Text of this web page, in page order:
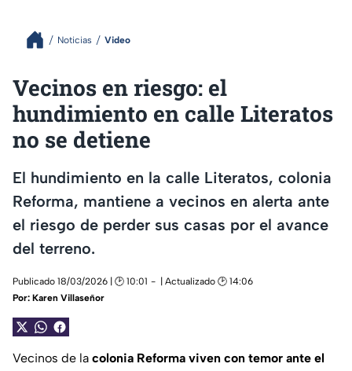
Noticias Video
Vecinos en riesgo: el
hundimiento en calle Literatos
no se detiene
El hundimiento en la calle Literatos, colonia
Reforma, mantiene a vecinos en alerta ante
el riesgo de perder sus casas por el avance
del terreno.
Publicado 18/03/2026 | 🕑 10:01
| Actualizado 🕑 14:06
Por: Karen Villaseñor
Vecinos de la colonia Reforma viven con temor ante el